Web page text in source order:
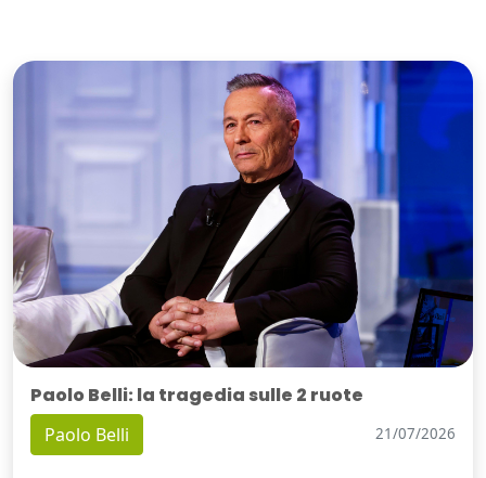
Paolo Belli: la tragedia sulle 2 ruote
Paolo Belli 21/07/2026